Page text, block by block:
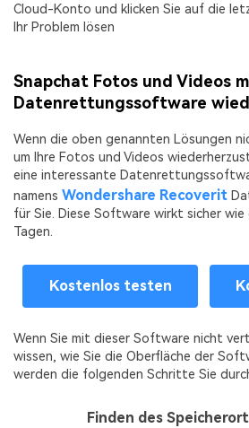
Cloud-Konto und klicken Sie auf die
Ihr Problem lösen
Snapchat Fotos und Videos
Datenrettungssoftware
Wenn die oben genannten Lösungen
um Ihre Fotos und Videos
eine interessante
namens Wondershare Recoverit
für Sie. Diese Software wirkt sicher wie
Tagen.
Kostenlos testen
Wenn Sie mit dieser Software nicht
wissen, wie Sie die Oberfläche der
werden die folgenden Schritte Sie
Finden des